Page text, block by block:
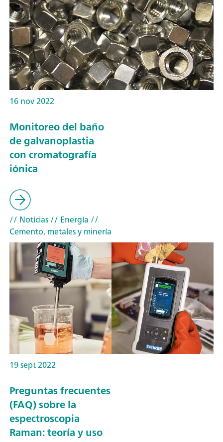
16 nov 2022
Monitoreo del baño
de galvanoplastia
con cromatografía
iónica
// Noticias// Energía //
Cemento, metales y minería
19 sept 2022
Preguntas frecuentes
(FAQ) sobre la
espectroscopia
Raman: teoría y uso